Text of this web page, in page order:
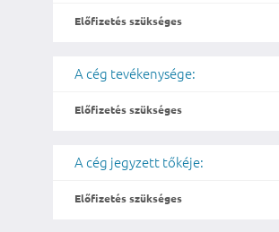
Előfizetés szükséges
A cég tevékenysége:
Előfizetés szükséges
A cég jegyzett tőkéje:
Előfizetés szükséges